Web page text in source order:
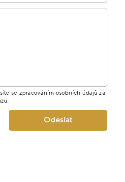
se zpracováním osobních údajů za
Odeslat